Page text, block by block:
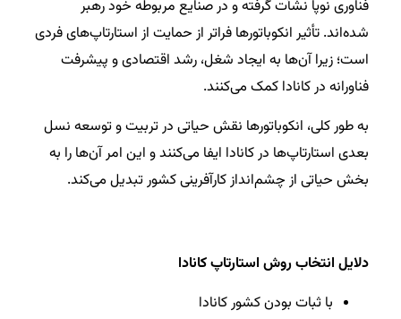
فناوری نوپا نشأت گرفته‌ و در صنایع مربوطه خود رهبر
شده‌اند. تأثیر انکوباتورها فراتر از حمایت از استارتاپ‌های فردی
است؛ زیرا آن‌ها به ایجاد شغل، رشد اقتصادی و پیشرفت
فناورانه در کانادا کمک می‌کنند.
به طور کلی، انکوباتورها نقش حیاتی در تربیت و توسعه نسل
بعدی استارتاپ‌ها در کانادا ایفا می‌کنند و این امر آن‌ها را به
بخش حیاتی از چشم‌انداز کارآفرینی کشور تبدیل می‌کند.
دلایل انتخاب روش استارتاپ کانادا
با ثبات بودن کشور کانادا